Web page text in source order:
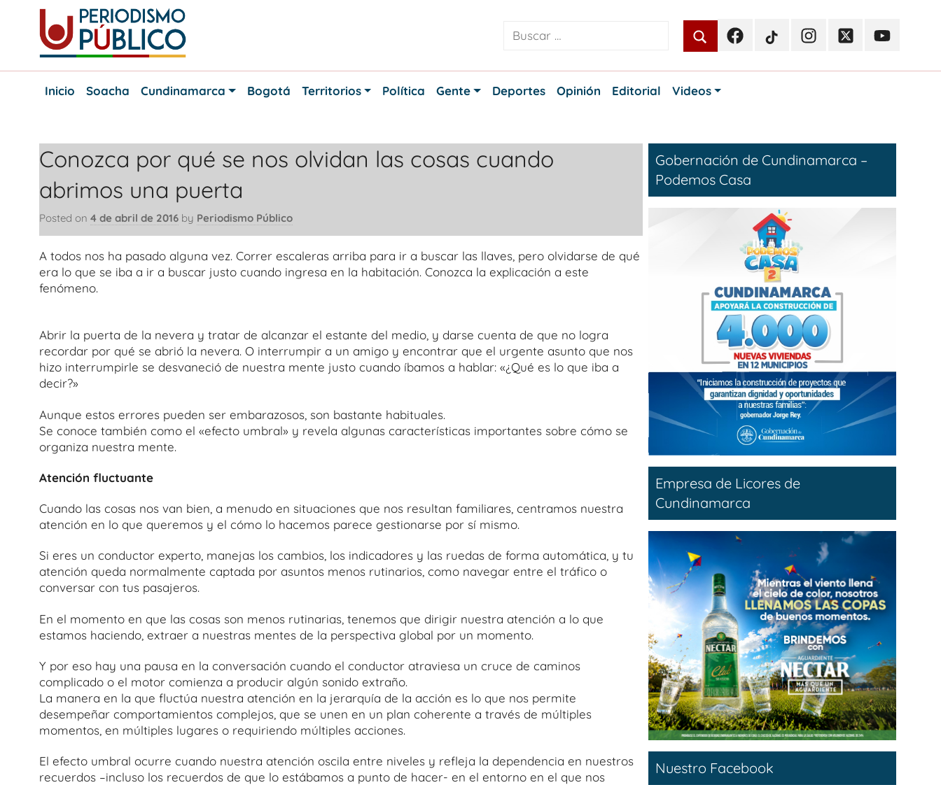
content
Periodismo
Noticias
Bogotá
y
FacebookTikTokInstagramTwitterYoutube
Inicio
Soacha Cundinamarca Bogotá Territorios Política Gente Deportes Opinión Editorial Videos
Conozca por qué se nos olvidan las cosas cuando
abrimos una puerta
Posted on 4 de abril de 2016 by Periodismo Público
A todos nos ha pasado alguna vez. Correr escaleras arriba para ir a buscar las llaves, pero olvidarse de qué
era lo que se iba a ir a buscar justo cuando ingresa en la habitación. Conozca la explicación a este
fenómeno.
Abrir la puerta de la nevera y tratar de alcanzar el estante del medio, y darse cuenta de que no logra
recordar por qué se abrió la nevera. O interrumpir a un amigo y encontrar que el urgente asunto que nos
hizo interrumpirle se desvaneció de nuestra mente justo cuando íbamos a hablar: «¿Qué es lo que iba a
decir?»
Aunque estos errores pueden ser embarazosos, son bastante habituales.
Se conoce también como el «efecto umbral» y revela algunas características importantes sobre cómo se
organiza nuestra mente.
Atención fluctuante
Cuando las cosas nos van bien, a menudo en situaciones que nos resultan familiares, centramos nuestra
atención en lo que queremos y el cómo lo hacemos parece gestionarse por sí mismo.
Si eres un conductor experto, manejas los cambios, los indicadores y las ruedas de forma automática, y tu
atención queda normalmente captada por asuntos menos rutinarios, como navegar entre el tráfico o
conversar con tus pasajeros.
En el momento en que las cosas son menos rutinarias, tenemos que dirigir nuestra atención a lo que
estamos haciendo, extraer a nuestras mentes de la perspectiva global por un momento.
Y por eso hay una pausa en la conversación cuando el conductor atraviesa un cruce de caminos
complicado o el motor comienza a producir algún sonido extraño.
La manera en la que fluctúa nuestra atención en la jerarquía de la acción es lo que nos permite
desempeñar comportamientos complejos, que se unen en un plan coherente a través de múltiples
momentos, en múltiples lugares o requiriendo múltiples acciones.
El efecto umbral ocurre cuando nuestra atención oscila entre niveles y refleja la dependencia en nuestros
recuerdos –incluso los recuerdos de que lo estábamos a punto de hacer- en el entorno en el que nos
Gobernación de Cundinamarca –
Podemos Casa
Empresa de Licores de
Cundinamarca
Nuestro Facebook